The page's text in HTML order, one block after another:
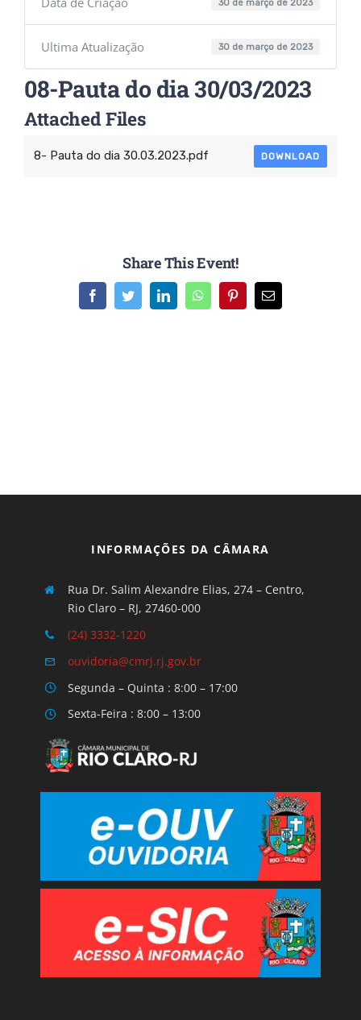
30 de março de 2023
Ultima Atualização 30 de março de 2023
08-Pauta do dia 30/03/2023
Attached Files
8- Pauta do dia 30.03.2023.pdf DOWNLOAD
Share This Event!
FacebookTwitterLinkedInWhatsAppPinterest
E-
INFORMAÇÕES DA CÂMARA
Rua Dr. Salim Alexandre Elias, 274 – Centro,
Rio Claro – RJ, 27460-000
(24) 3332-1220
ouvidoria@cmrj.rj.gov.br
Segunda – Quinta : 8:00 – 17:00
Sexta-Feira : 8:00 – 13:00